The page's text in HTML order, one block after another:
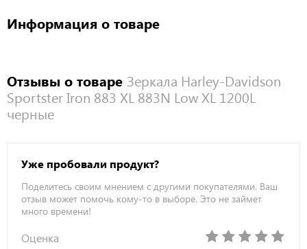
Информация о товаре
Отзывы о товаре Зеркала Harley-Davidson
Sportster Iron 883 XL 883N Low XL 1200L
черные
Уже пробовали продукт?
Поделитесь своим мнением с другими покупателями. Ваш
отзыв может помочь кому-то в выборе. Это не займет
много времени!
Оценка